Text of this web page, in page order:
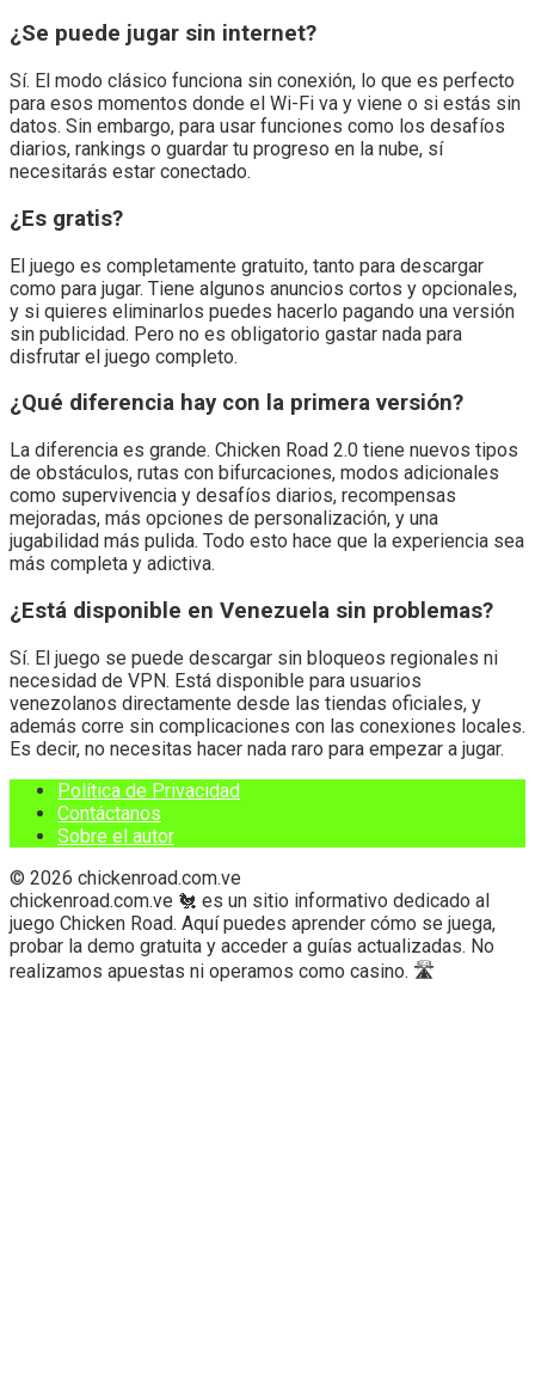
¿Se puede jugar sin internet?
Sí. El modo clásico funciona sin conexión, lo que es perfecto
para esos momentos donde el Wi-Fi va y viene o si estás sin
datos. Sin embargo, para usar funciones como los desafíos
diarios, rankings o guardar tu progreso en la nube, sí
necesitarás estar conectado.
¿Es gratis?
El juego es completamente gratuito, tanto para descargar
como para jugar. Tiene algunos anuncios cortos y opcionales,
y si quieres eliminarlos puedes hacerlo pagando una versión
sin publicidad. Pero no es obligatorio gastar nada para
disfrutar el juego completo.
¿Qué diferencia hay con la primera versión?
La diferencia es grande. Chicken Road 2.0 tiene nuevos tipos
de obstáculos, rutas con bifurcaciones, modos adicionales
como supervivencia y desafíos diarios, recompensas
mejoradas, más opciones de personalización, y una
jugabilidad más pulida. Todo esto hace que la experiencia sea
más completa y adictiva.
¿Está disponible en Venezuela sin problemas?
Sí. El juego se puede descargar sin bloqueos regionales ni
necesidad de VPN. Está disponible para usuarios
venezolanos directamente desde las tiendas oficiales, y
además corre sin complicaciones con las conexiones locales.
Es decir, no necesitas hacer nada raro para empezar a jugar.
Política de Privacidad
Contáctanos
Sobre el autor
© 2026 chickenroad.com.ve
chickenroad.com.ve 🐔 es un sitio informativo dedicado al
juego Chicken Road. Aquí puedes aprender cómo se juega,
probar la demo gratuita y acceder a guías actualizadas. No
realizamos apuestas ni operamos como casino. 🛣️